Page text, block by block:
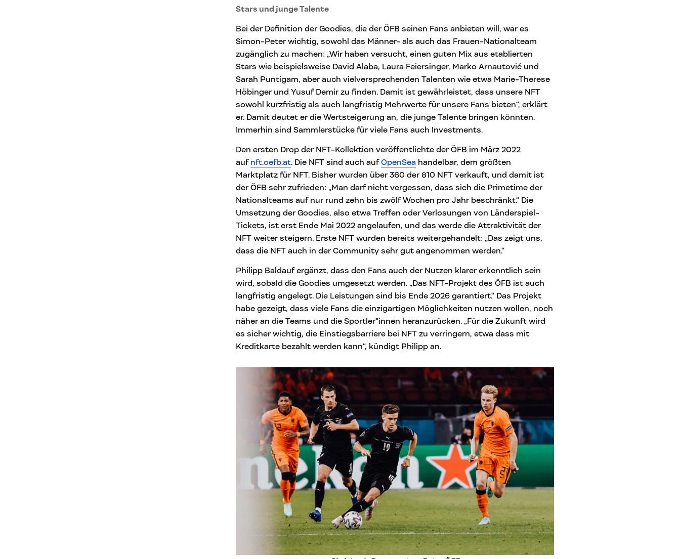
Stars und junge Talente
Bei der Definition der Goodies, die der ÖFB seinen Fans anbieten will, war es
Simon-Peter wichtig, sowohl das Männer- als auch das Frauen-Nationalteam
zugänglich zu machen: „Wir haben versucht, einen guten Mix aus etablierten
Stars wie beispielsweise David Alaba, Laura Feiersinger, Marko Arnautović und
Sarah Puntigam, aber auch vielversprechenden Talenten wie etwa Marie-Therese
Höbinger und Yusuf Demir zu finden. Damit ist gewährleistet, dass unsere NFT
sowohl kurzfristig als auch langfristig Mehrwerte für unsere Fans bieten“, erklärt
er. Damit deutet er die Wertsteigerung an, die junge Talente bringen könnten.
Immerhin sind Sammlerstücke für viele Fans auch Investments.
Den ersten Drop der NFT-Kollektion veröffentlichte der ÖFB im März 2022
auf nft.oefb.at. Die NFT sind auch aufOpenSeahandelbar, dem größten
Marktplatz für NFT. Bisher wurden über 360 der 810 NFT verkauft, und damit ist
der ÖFB sehr zufrieden: „Man darf nicht vergessen, dass sich die Primetime der
Nationalteams auf nur rund zehn bis zwölf Wochen pro Jahr beschränkt.“ Die
Umsetzung der Goodies, also etwa Treffen oder Verlosungen von Länderspiel-
Tickets, ist erst Ende Mai 2022 angelaufen, und das werde die Attraktivität der
NFT weiter steigern. Erste NFT wurden bereits weitergehandelt: „Das zeigt uns,
dass die NFT auch in der Community sehr gut angenommen werden.“
Philipp Baldauf ergänzt, dass den Fans auch der Nutzen klarer erkenntlich sein
wird, sobald die Goodies umgesetzt werden. „Das NFT-Projekt des ÖFB ist auch
langfristig angelegt. Die Leistungen sind bis Ende 2026 garantiert.“ Das Projekt
habe gezeigt, dass viele Fans die einzigartigen Möglichkeiten nutzen wollen, noch
näher an die Teams und die Sportler*innen heranzurücken. „Für die Zukunft wird
es sicher wichtig, die Einstiegsbarriere bei NFT zu verringern, etwa dass mit
Kreditkarte bezahlt werden kann“, kündigt Philipp an.